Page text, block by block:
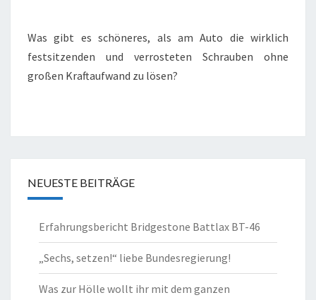
Was gibt es schöneres, als am Auto die wirklich
festsitzenden und verrosteten Schrauben ohne
großen Kraftaufwand zu lösen?
NEUESTE BEITRÄGE
Erfahrungsbericht Bridgestone Battlax BT-46
„Sechs, setzen!“ liebe Bundesregierung!
Was zur Hölle wollt ihr mit dem ganzen